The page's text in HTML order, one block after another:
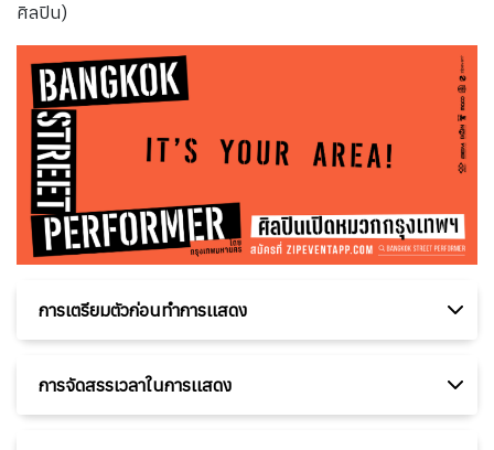
ศิลปิน)
การเตรียมตัวก่อนทำการเเสดง
การจัดสรรเวลาในการเเสดง